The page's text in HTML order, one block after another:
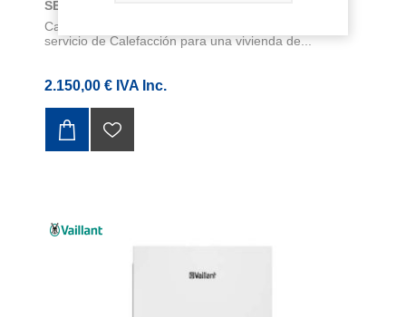
SENSOHOME CABLEADO
Caldera de Condensación Inteligente apta para
servicio de Calefacción para una vivienda de...
2.150,00 € IVA Inc.